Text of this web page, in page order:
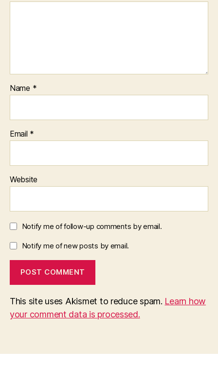
Name *
Email *
Website
Notify me of follow-up comments by email.
Notify me of new posts by email.
This site uses Akismet to reduce spam. Learn how
your comment data is processed.